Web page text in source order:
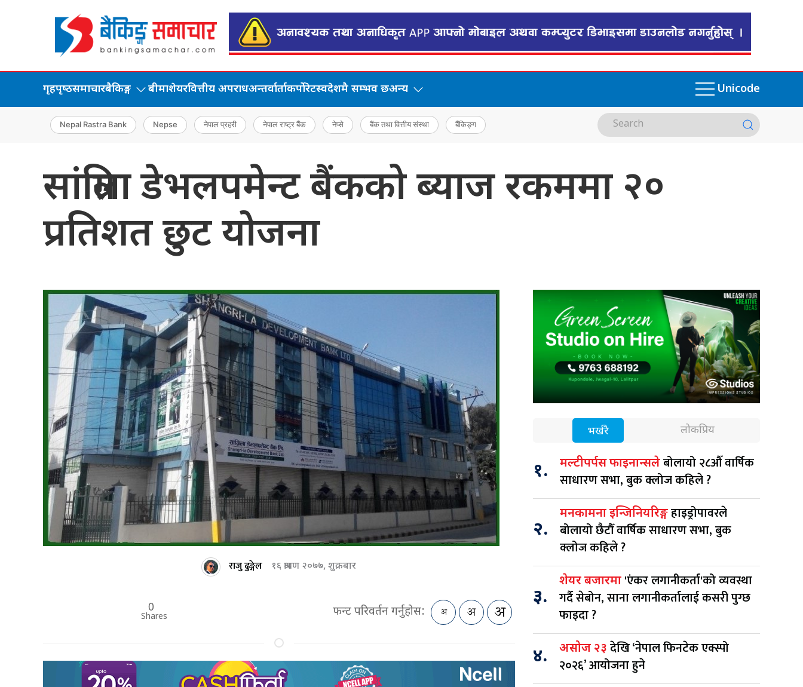
गृहपृष्‍ठसमाचारबैकिङ्ग बीमाशेयरवित्तीय अपराधअन्तर्वार्ताकर्पोरेटस्वदेशमै सम्भव छअन्य Unicode
Nepal Rastra Bank Nepse नेपाल प्रहरी नेपाल राष्ट्र बैंक नेप्से बैंक तथा वित्तीय संस्था बैंकिङ्ग
सांग्रिला डेभलपमेन्ट बैंकको ब्याज रकममा २०
प्रतिशत छुट योजना
राजु ढुङ्गेल १६ श्रावण २०७७, शुक्रबार
0
Shares फन्ट परिवर्तन गर्नुहोस:
भर्खरै लोकप्रिय
१. मल्टीपर्पस फाइनान्सलेबोलायो २८औँ वार्षिक
साधारण सभा, बुक क्लोज कहिले ?
२.
मनकामना इन्जिनियरिङ्गहाइड्रोपावरले
बोलायो छैटौँ वार्षिक साधारण सभा, बुक
क्लोज कहिले ?
३.
शेयर बजारमा 'एंकर लगानीकर्ता'को व्यवस्था
गर्दै सेबोन, साना लगानीकर्तालाई कसरी पुग्छ
फाइदा ?
४. असोज २३ देखि ‘नेपाल फिनटेक एक्स्पो
२०२६’ आयोजना हुने